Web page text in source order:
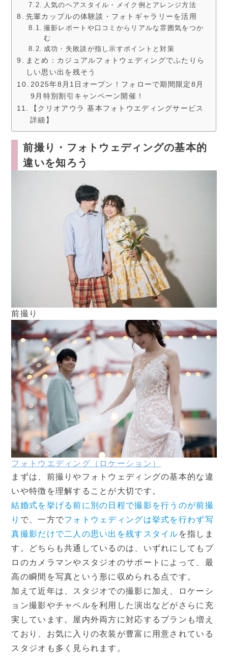
人気のヘアスタイル・メイク例とアレンジ方法
先輩カップルの体験談・フォトギャラリーを活用
撮影レポートや口コミからリアルな雰囲気をつか
む
成功・失敗談が指し示すポイントと対策
まとめ：カジュアルフォトウェディングでふたりら
しい思い出を残そう
2025年8月1日オープン！フォローで期間限定8月
9月特別割引キャンペーン開催！
【クリオアウラ 基本フォトウエディングサービス
詳細】
前撮り・フォトウェディングの基本的
違いを知ろう
前撮り
フォトウエディング（ロケーション）
まずは、前撮りやフォトウェディングの基本的な違
いや特徴を理解することが大切です。
結婚式を挙げる前に別の日程で撮影を行うのが前撮
り で、一方でフォトウェディングは挙式を行わず写
真撮影だけで二人の思い出を残すスタイル を指しま
す。どちらも共通しているのは、いずれにしてもプ
ロのカメラマンやスタジオのサポートによって、最
高の瞬間を写真という形に収められる点です。
加えて近年は、スタジオでの撮影に加え、ロケーシ
ョン撮影やチャペルを利用した演出などがさらに充
実しています。屋内外両方に対応するプランも増え
ており、お気に入りの衣装が豊富に用意されている
スタジオも多く見られます。